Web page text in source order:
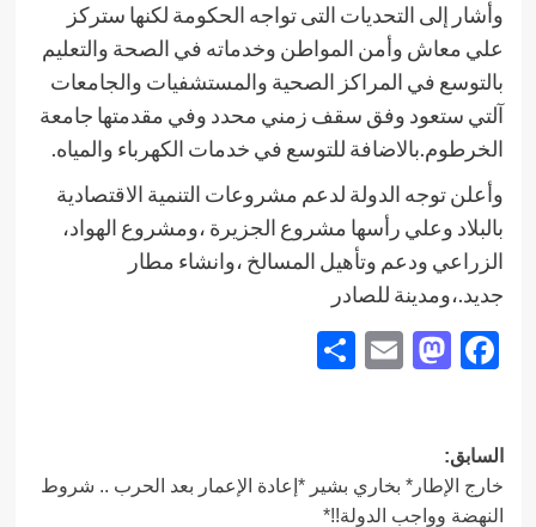
وأشار إلى التحديات التى تواجه الحكومة لكنها ستركز
علي معاش وأمن المواطن وخدماته في الصحة والتعليم
بالتوسع في المراكز الصحية والمستشفيات والجامعات
آلتي ستعود وفق سقف زمني محدد وفي مقدمتها جامعة
الخرطوم.بالاضافة للتوسع في خدمات الكهرباء والمياه.
وأعلن توجه الدولة لدعم مشروعات التنمية الاقتصادية
بالبلاد وعلي رأسها مشروع الجزيرة ،ومشروع الهواد،
الزراعي ودعم وتأهيل المسالخ ،وانشاء مطار
جديد.،ومدينة للصادر
Facebook
Mastodon
Email
تصفّح
المقالات
السابق:
خارج الإطار* بخاري بشير *إعادة الإعمار بعد الحرب .. شروط
النهضة وواجب الدولة!!*